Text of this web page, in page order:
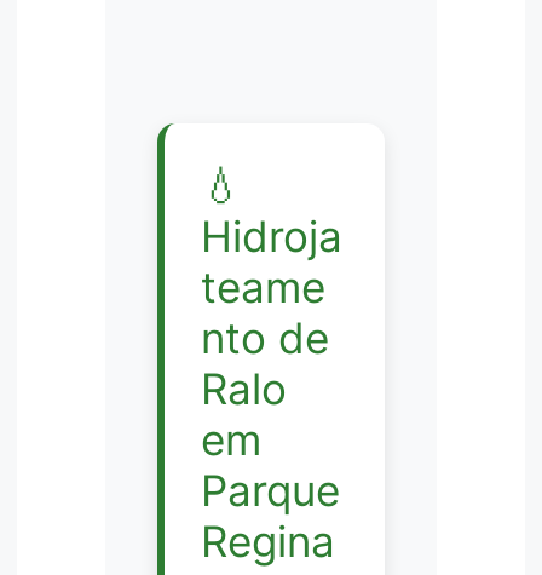
💧
Hidroja
teame
nto de
Ralo
em
Parque
Regina